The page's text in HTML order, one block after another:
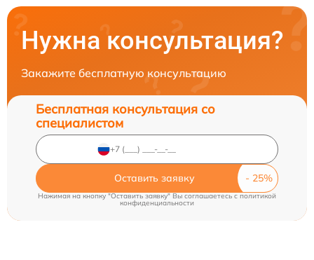
Нужна консультация?
Закажите бесплатную консультацию
Бесплатная консультация со
специалистом
Оставить заявку
Нажимая на кнопку "Оставить заявку" Вы соглашаетесь cполитикой
конфиденциальности